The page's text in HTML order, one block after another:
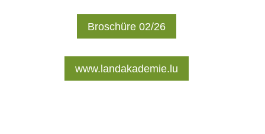
Broschüre 02/26
www.landakademie.lu